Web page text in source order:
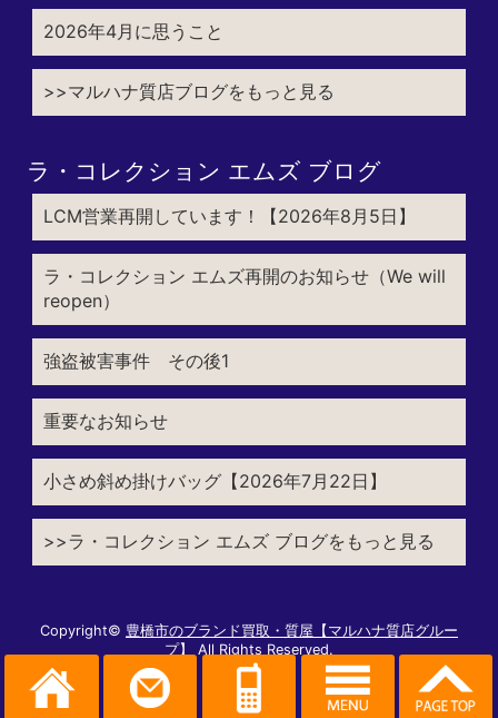
2026年4月に思うこと
>>マルハナ質店ブログをもっと見る
ラ・コレクション エムズ ブログ
LCM営業再開しています！【2026年8月5日】
ラ・コレクション エムズ再開のお知らせ（We will
reopen）
強盗被害事件 その後1
重要なお知らせ
小さめ斜め掛けバッグ【2026年7月22日】
>>ラ・コレクション エムズ ブログをもっと見る
Copyright© 豊橋市のブランド買取・質屋【マルハナ質店グルー
プ】
All Rights Reserved.